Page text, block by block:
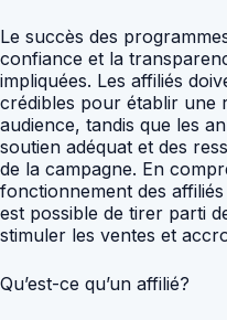
Le succès des
confiance et la
impliquées. Les affiliés
crédibles pour établir une
audience, tandis que les
soutien adéquat et des
de la campagne. En
fonctionnement des
est possible de tirer parti
stimuler les ventes et
Qu’est-ce qu’un affilié?